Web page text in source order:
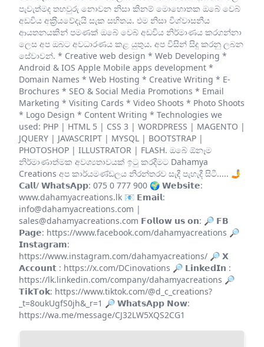
පැවැත්මද තහවුරු නොවන නිසා කිනම් මොහොතක ඔබේ වෙබ්
අඩවිය අක‍්‍රීයවේදැයි සැක සහිතය. එම නිසා විශ්වාසනීය
ආයතනයකින් පමණක් ඔබේ වෙබ් අඩවිය නිර්මාණය කරගන්නා
ලෙස අප ඔබට අවධාරණය කළ යුතුය. අප විසින් සිදු කරනු ලබන
සේවාවන්. * Creative web design * Web Developing *
Android & IOS Apple Mobile apps development *
Domain Names * Web Hosting * Creative Writing * E-
Brochures * SEO & Social Media Promotions * Email
Marketing * Visiting Cards * Video Shoots * Photo Shoots
* Logo Design * Content Writing * Technologies we
used: PHP | HTML 5 | CSS 3 | WORDPRESS | MAGENTO |
JQUERY | JAVASCRIPT | MYSQL | BOOTSTRAP |
PHOTOSHOP | ILLUSTRATOR | FLASH. ඔබේ ඕනෑම
නිර්මාණාත්මක අවශ්‍යතාවයක් ඉටු කරදීමට Dahamya
Creations අප කාර්යමණ්ඩලය නිරන්තරව සැදී පැහැදී සිටී..... 🤳
𝗖𝗮𝗹𝗹/ 𝗪𝗵𝗮𝘁𝘀𝗔𝗽𝗽: 075 0 777 900 🌍 𝗪𝗲𝗯𝘀𝗶𝘁𝗲:
www.dahamyacreations.lk 📧 𝗘𝗺𝗮𝗶𝗹:
info@dahamyacreations.com |
sales@dahamyacreations.com 𝗙𝗼𝗹𝗹𝗼𝘄 𝘂𝘀 𝗼𝗻: 🔎 𝗙𝗕
𝗣𝗮𝗴𝗲: https://www.facebook.com/dahamyacreations 🔎
𝗜𝗻𝘀𝘁𝗮𝗴𝗿𝗮𝗺:
https://www.instagram.com/dahamyacreations/ 🔎 𝗫
𝗔𝗰𝗰𝗼𝘂𝗻𝘁 : https://x.com/DCinovations 🔎 𝗟𝗶𝗻𝗸𝗲𝗱𝗜𝗻 :
https://lk.linkedin.com/company/dahamyacreations 🔎
𝗧𝗶𝗸𝗧𝗼𝗸: https://www.tiktok.com/@d_c_creations?
_t=8oukUgfS0jh&_r=1 🔎 𝗪𝗵𝗮𝘁𝘀𝗔𝗽𝗽 𝗡𝗼𝘄:
https://wa.me/message/CJ32LW5XQS2CG1